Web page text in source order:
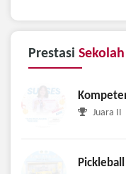
Prestasi Sekolah
Juara II
Pickleball